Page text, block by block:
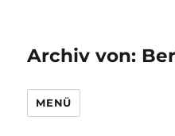
Archiv von:
MENÜ